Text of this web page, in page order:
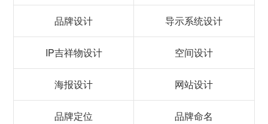
品牌设计 导示系统设计
IP吉祥物设计 空间设计
海报设计 网站设计
品牌定位 品牌命名